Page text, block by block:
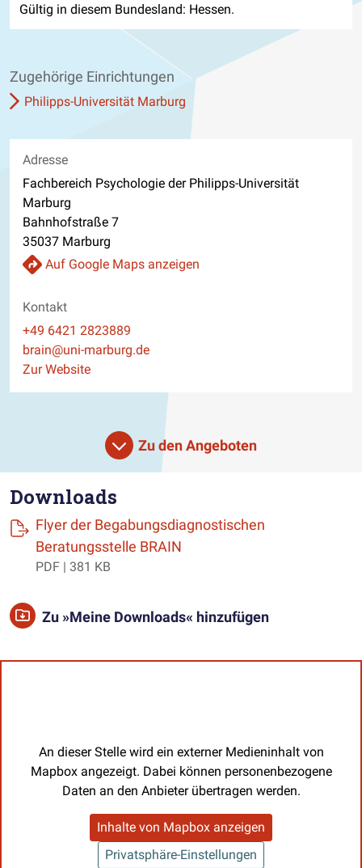
Gültig in diesem Bundesland: Hessen.
Zugehörige Einrichtungen
Philipps-Universität Marburg
Adresse
Fachbereich Psychologie der Philipps-Universität
Marburg
Bahnhofstraße 7
35037 Marburg
Auf Google Maps anzeigen
Kontakt
Telefon
+49 6421 2823889
E-Mail
brain@uni-marburg.de
Website
Zur Website
Zu den Angeboten
Downloads
Flyer der Begabungsdiagnostischen
Beratungsstelle BRAIN
PDF | 381 KB
Zu »Meine Downloads« hinzufügen
An dieser Stelle wird ein externer Medieninhalt von
Mapbox angezeigt. Dabei können personenbezogene
Daten an den Anbieter übertragen werden.
Inhalte von Mapbox anzeigen
Privatsphäre-Einstellungen